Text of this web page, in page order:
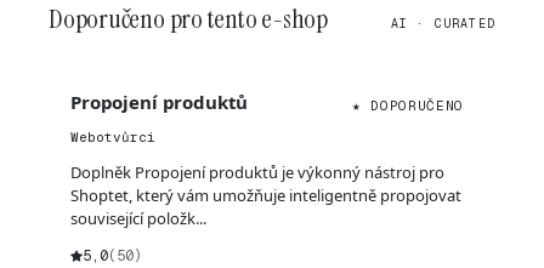
Doporučeno pro tento e-shop AI · CURATED
Propojení produktů
★ DOPORUČENO
Webotvůrci
Doplněk Propojení produktů je výkonný nástroj pro
Shoptet, který vám umožňuje inteligentně propojovat
související položk...
5,0(50)